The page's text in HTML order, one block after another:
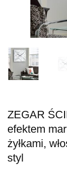
ZEGAR
efektem
żyłkami,
styl